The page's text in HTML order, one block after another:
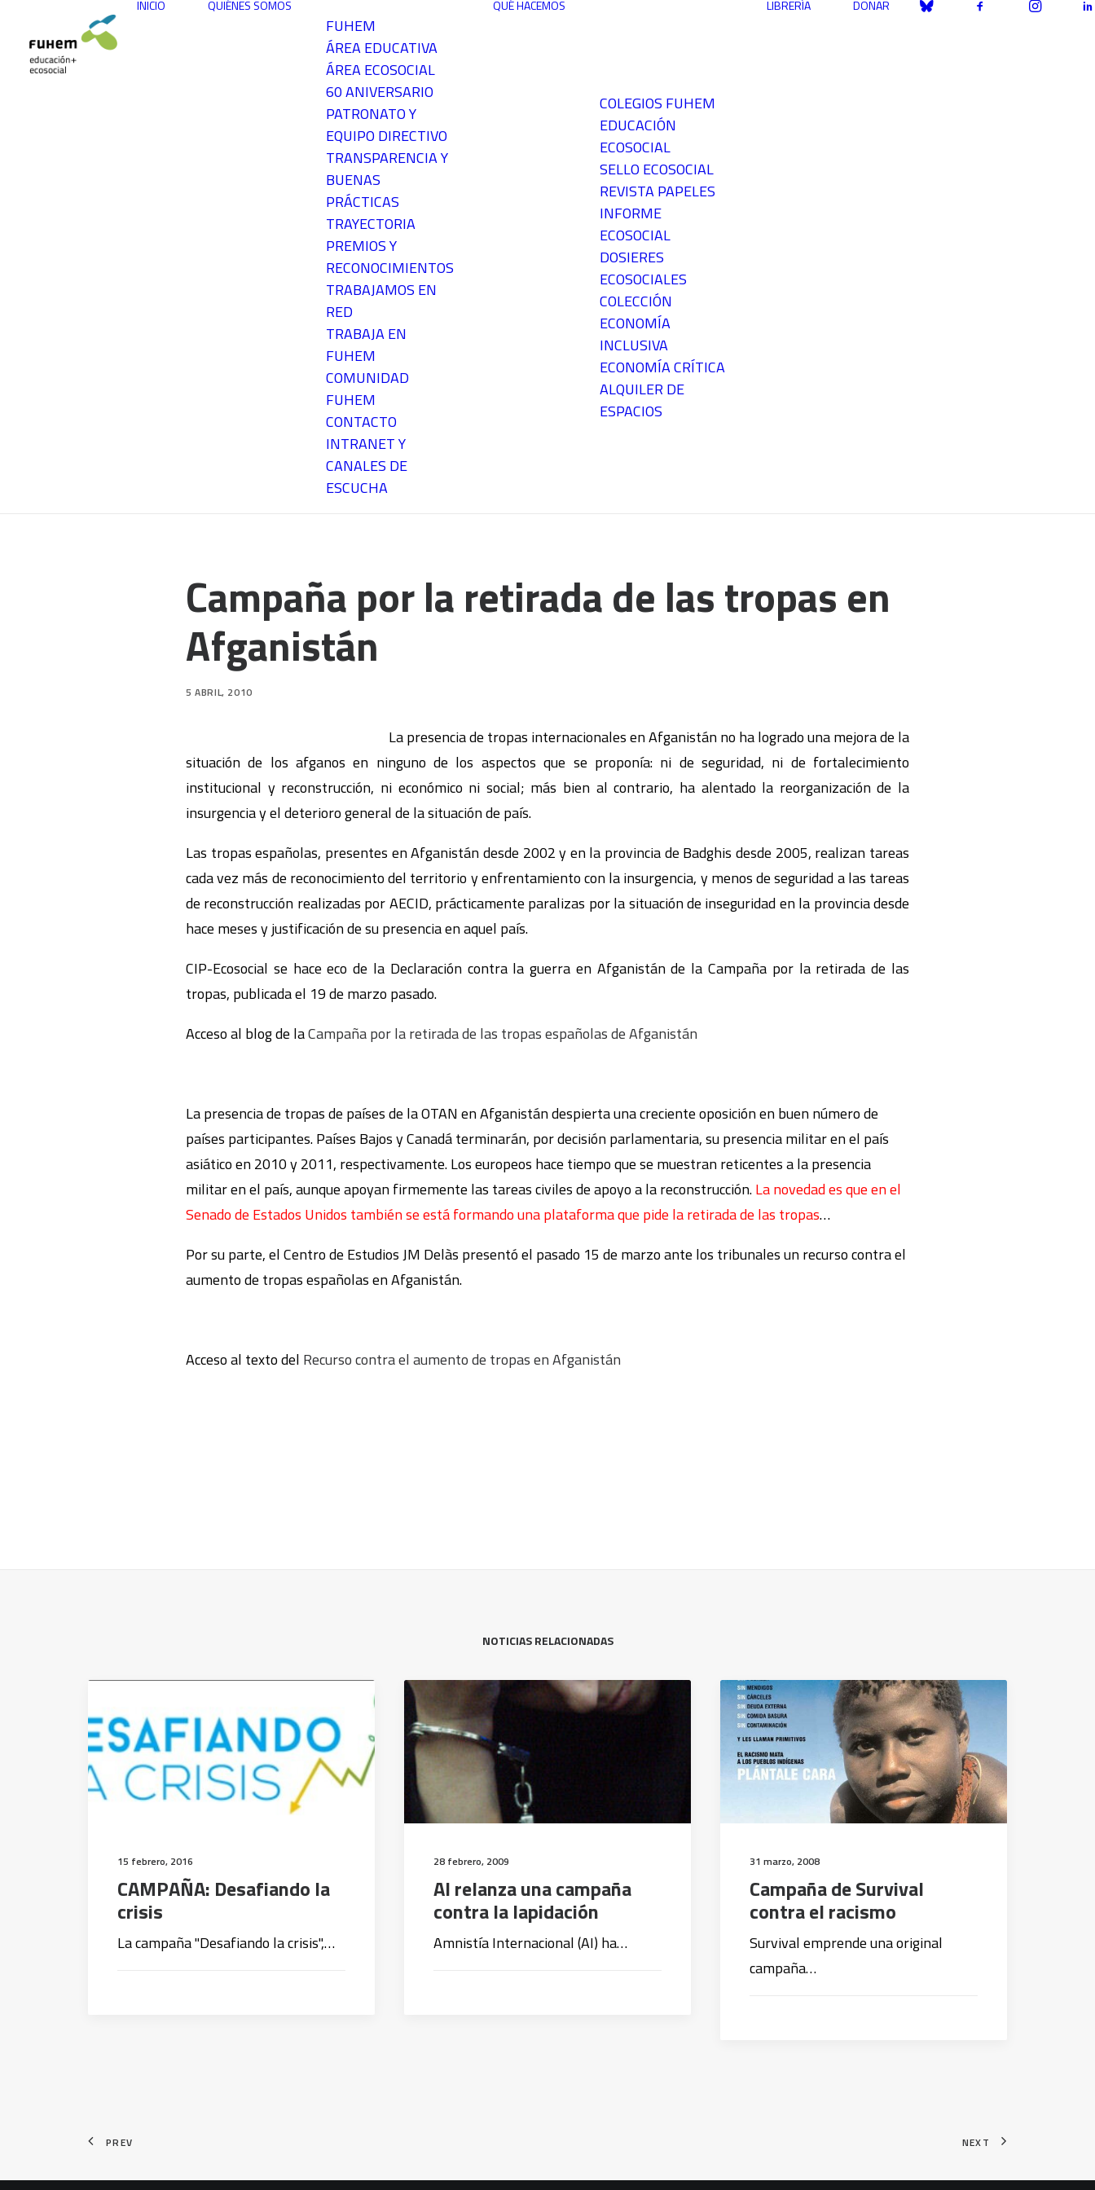
INICIO QUIÉNES SOMOS
FUHEM
ÁREA EDUCATIVA
ÁREA ECOSOCIAL
60 ANIVERSARIO
PATRONATO Y
EQUIPO DIRECTIVO
TRANSPARENCIA Y
BUENAS
PRÁCTICAS
TRAYECTORIA
PREMIOS Y
RECONOCIMIENTOS
TRABAJAMOS EN
RED
TRABAJA EN
FUHEM
COMUNIDAD
FUHEM
CONTACTO
INTRANET Y
CANALES DE
ESCUCHA
QUÉ HACEMOS
COLEGIOS FUHEM
EDUCACIÓN
ECOSOCIAL
SELLO ECOSOCIAL
REVISTA PAPELES
INFORME
ECOSOCIAL
DOSIERES
ECOSOCIALES
COLECCIÓN
ECONOMÍA
INCLUSIVA
ECONOMÍA CRÍTICA
ALQUILER DE
ESPACIOS
LIBRERÍA DONAR
Campaña por la retirada de las tropas en
Afganistán
5 ABRIL, 2010
La presencia de tropas internacionales en Afganistán no ha logrado una mejora de la
situación de los afganos en ninguno de los aspectos que se proponía: ni de seguridad, ni de fortalecimiento
institucional y reconstrucción, ni económico ni social; más bien al contrario, ha alentado la reorganización de la
insurgencia y el deterioro general de la situación de país.
Las tropas españolas, presentes en Afganistán desde 2002 y en la provincia de Badghis desde 2005, realizan tareas
cada vez más de reconocimiento del territorio y enfrentamiento con la insurgencia, y menos de seguridad a las tareas
de reconstrucción realizadas por AECID, prácticamente paralizas por la situación de inseguridad en la provincia desde
hace meses y justificación de su presencia en aquel país.
CIP-Ecosocial se hace eco de la Declaración contra la guerra en Afganistán de la Campaña por la retirada de las
tropas, publicada el 19 de marzo pasado.
Acceso al blog de laCampaña por la retirada de las tropas españolas de Afganistán
La presencia de tropas de países de la OTAN en Afganistán despierta una creciente oposición en buen número de
países participantes. Países Bajos y Canadá terminarán, por decisión parlamentaria, su presencia militar en el país
asiático en 2010 y 2011, respectivamente. Los europeos hace tiempo que se muestran reticentes a la presencia
militar en el país, aunque apoyan firmemente las tareas civiles de apoyo a la reconstrucción.La novedad es que en el
Senado de Estados Unidos también se está formando una plataforma que pide la retirada de las tropas…
Por su parte, el Centro de Estudios JM Delàs presentó el pasado 15 de marzo ante los tribunales un recurso contra el
aumento de tropas españolas en Afganistán.
Acceso al texto del Recurso contra el aumento de tropas en Afganistán
NOTICIAS RELACIONADAS
15 febrero, 2016
CAMPAÑA: Desafiando la
crisis
La campaña "Desafiando la crisis",…
28 febrero, 2009
AI relanza una campaña
contra la lapidación
Amnistía Internacional (AI) ha…
31 marzo, 2008
Campaña de Survival
contra el racismo
Survival emprende una original
campaña…
PREV NEXT